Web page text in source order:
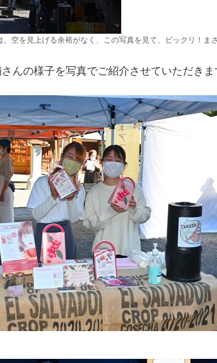
空を見上げる余裕がなく、この写真を見て、ビックリ！ま
んの様子を写真でご紹介させていただきま